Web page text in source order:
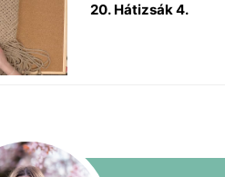
20. Hátizsák 4.